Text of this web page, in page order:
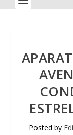
Posted by